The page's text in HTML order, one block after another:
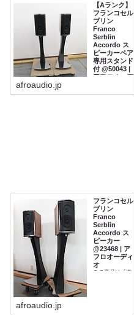
【Aランク】
フランコセル
ブリン
Franco
Serblin
Accordo ス
ピーカーペア
専用スタンド
付 @50043 |
アフロオーデ
afroaudio.jp
フランコセル
ブリン
Franco
Serblin
Accordo ス
ピーカー
@23468 | ア
フロオーディ
オ
この商品は『送
afroaudio.jp